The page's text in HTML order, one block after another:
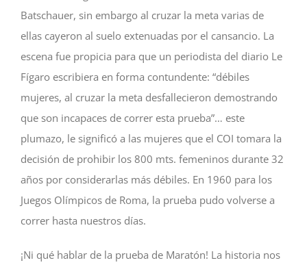
Batschauer, sin embargo al cruzar la meta varias de
ellas cayeron al suelo extenuadas por el cansancio. La
escena fue propicia para que un periodista del diario Le
Fígaro escribiera en forma contundente: “débiles
mujeres, al cruzar la meta desfallecieron demostrando
que son incapaces de correr esta prueba”… este
plumazo, le significó a las mujeres que el COI tomara la
decisión de prohibir los 800 mts. femeninos durante 32
años por considerarlas más débiles. En 1960 para los
Juegos Olímpicos de Roma, la prueba pudo volverse a
correr hasta nuestros días.
¡Ni qué hablar de la prueba de Maratón! La historia nos